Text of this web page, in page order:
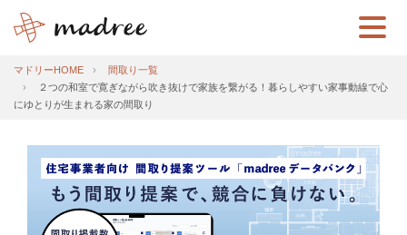
マドリーHOME
間取り一覧
２つの和室で寛ぎながら吹き抜けで家族を繋がる！暮らしやすい家事動線で心
にゆとりが生まれる家の間取り